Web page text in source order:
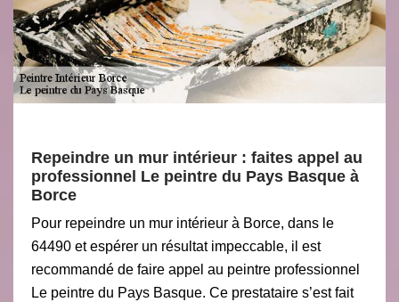
Repeindre un mur intérieur : faites appel au
professionnel Le peintre du Pays Basque à
Borce
Pour repeindre un mur intérieur à Borce, dans le
64490 et espérer un résultat impeccable, il est
recommandé de faire appel au peintre professionnel
Le peintre du Pays Basque. Ce prestataire s’est fait